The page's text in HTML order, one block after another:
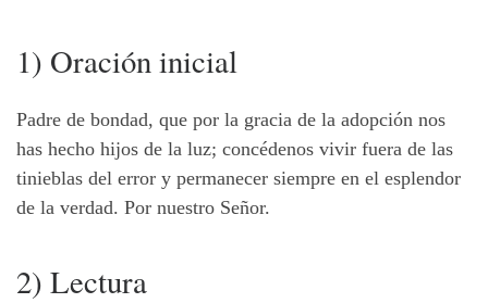
1) Oración inicial
Padre de bondad, que por la gracia de la adopción nos
has hecho hijos de la luz; concédenos vivir fuera de las
tinieblas del error y permanecer siempre en el esplendor
de la verdad. Por nuestro Señor.
2) Lectura